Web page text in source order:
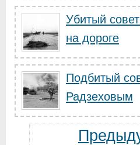
Убитый
на дороге
Подбитый
Радзеховым